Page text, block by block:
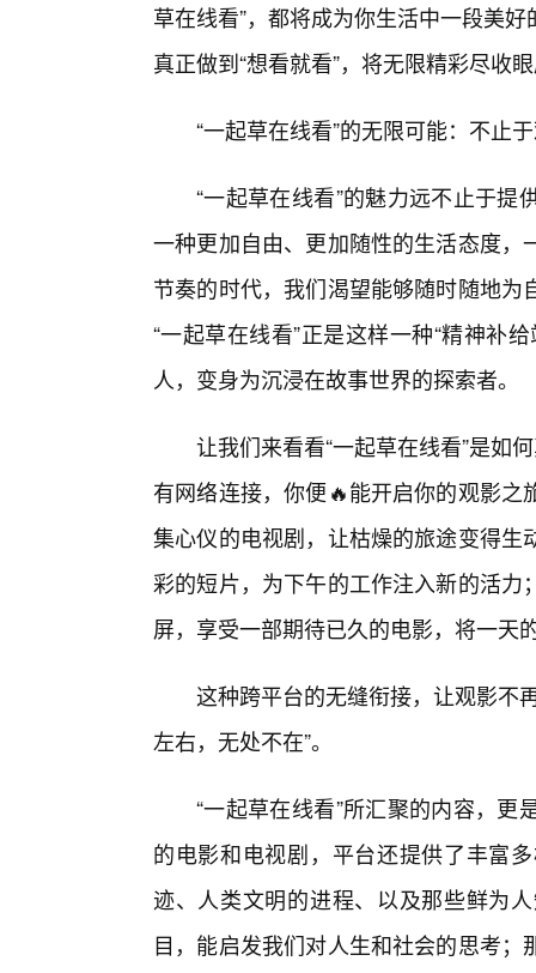
草在线看”，都将成为你生活中一段美
真正做到“想看就看”，将无限精彩尽收
“一起草在线看”的无限可能：不止
“一起草在线看”的魅力远不止于
一种更加自由、更加随性的生活态度
节奏的时代，我们渴望能够随时随地
“一起草在线看”正是这样一种“精神补
人，变身为沉浸在故事世界的探索者。
让我们来看看“一起草在线看”是如
有网络连接，你便🔥能开启你的观影
集心仪的电视剧，让枯燥的旅途变得
彩的短片，为下午的工作注入新的活
屏，享受一部期待已久的电影，将一天
这种跨平台的无缝衔接，让观影不
左右，无处不在”。
“一起草在线看”所汇聚的内容，
的电影和电视剧，平台还提供了丰富
迹、人类文明的进程、以及那些鲜为
目，能启发我们对人生和社会的思考